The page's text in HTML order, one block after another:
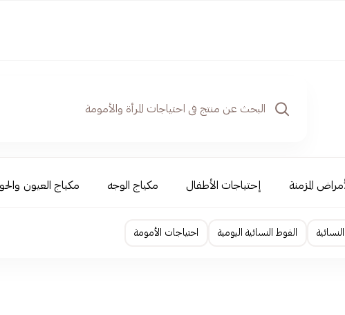
المزمنة إحتياجات الأطفال مكياج الوجه مكياج العيون
الفوط النسائية اليومية احتياجات الأمومة